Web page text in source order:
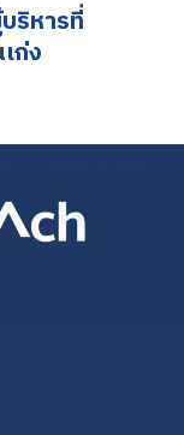
ริหารที่
ก่ง